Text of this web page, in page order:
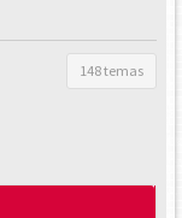
148 temas